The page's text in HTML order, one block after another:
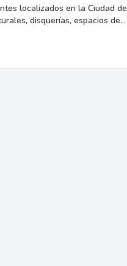
localizados en la Ciudad de
disquerías, espacios de...